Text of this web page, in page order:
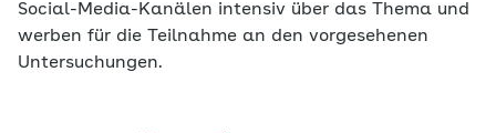
Social-Media-Kanälen intensiv über das Thema und
werben für die Teilnahme an den vorgesehenen
Untersuchungen.